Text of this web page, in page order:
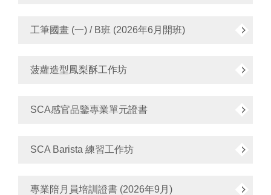
工筆國畫 (一) / B班 (2026年6月開班)
菠蘿造型鳳梨酥工作坊
SCA感官品鑒專業單元證書
SCA Barista 練習工作坊
專業陪月員培訓證書 (2026年9月)